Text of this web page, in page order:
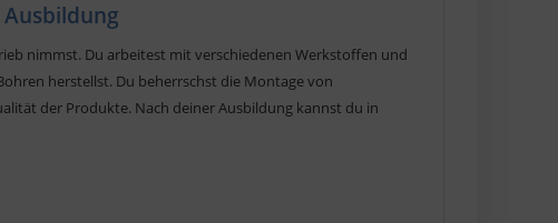
nimmst. Du arbeitest mit verschiedenen Werkstoffen und
herstellst. Du beherrschst die Montage von
der Produkte. Nach deiner Ausbildung kannst du in